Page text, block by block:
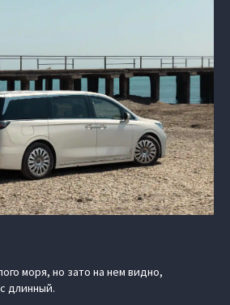
моря, но зато на нем видно,
длинный.